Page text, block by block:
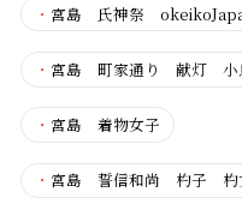
・ 宮島 氏神祭
・ 宮島 町家通り 献灯 小
・ 宮島 着物女子
・ 宮島 誓信和尚 杓子 杓